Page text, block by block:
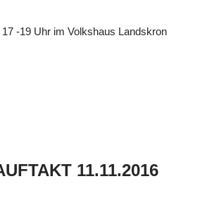
-19 Uhr im Volkshaus Landskron
11.11.2016